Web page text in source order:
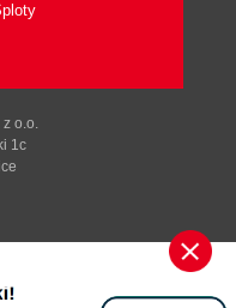
v. 6.0 PL
tekstów
pracy z Wordem
blokowe
z o.o.
1c